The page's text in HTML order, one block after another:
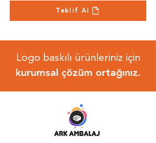
Teklif Al
Logo baskılı ürünleriniz için
kurumsal çözüm ortağınız.